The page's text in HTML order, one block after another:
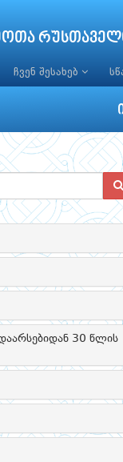
ჩვენ შესახებ
30 წლის